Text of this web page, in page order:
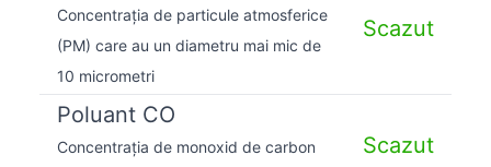
Concentrația de particule atmosferice
(PM) care au un diametru mai mic de
10 micrometri
Scazut
Poluant CO
Concentrația de monoxid de carbon
Scazut